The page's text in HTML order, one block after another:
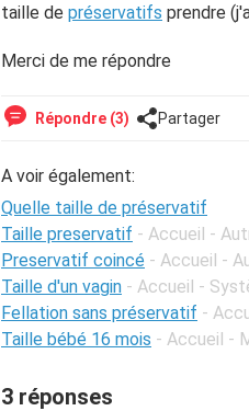
taille de préservatifs prendre
Merci de me répondre
Répondre (3) Partager
A voir également:
Quelle taille de préservatif
Taille preservatif - Accueil -
Preservatif coincé - Accueil -
Taille d'un vagin - Accueil -
Fellation sans préservatif -
Taille bébé 16 mois - Accueil -
3 réponses